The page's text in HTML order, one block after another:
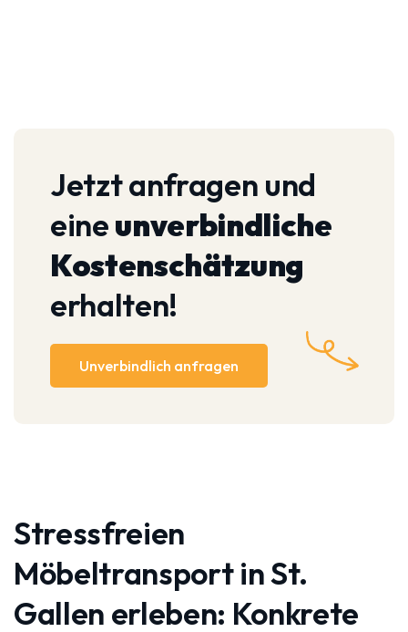
Jetzt anfragen und
eineunverbindliche
Kostenschätzung
erhalten!
Unverbindlich anfragen
Stressfreien
Möbeltransport in St.
Gallen erleben: Konkrete